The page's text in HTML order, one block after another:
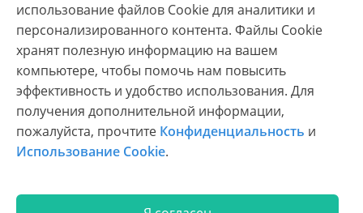
использование файлов Cookie для аналитики и
персонализированного контента. Файлы Cookie
хранят полезную информацию на вашем
компьютере, чтобы помочь нам повысить
эффективность и удобство использования. Для
получения дополнительной информации,
пожалуйста, прочтите Конфиденциальность и
Использование Cookie.
Copyright © 2003-2026 CloudReports sp. z o.o. (dba
Stimulsoft). All rights reserved.
Конфиденциальность